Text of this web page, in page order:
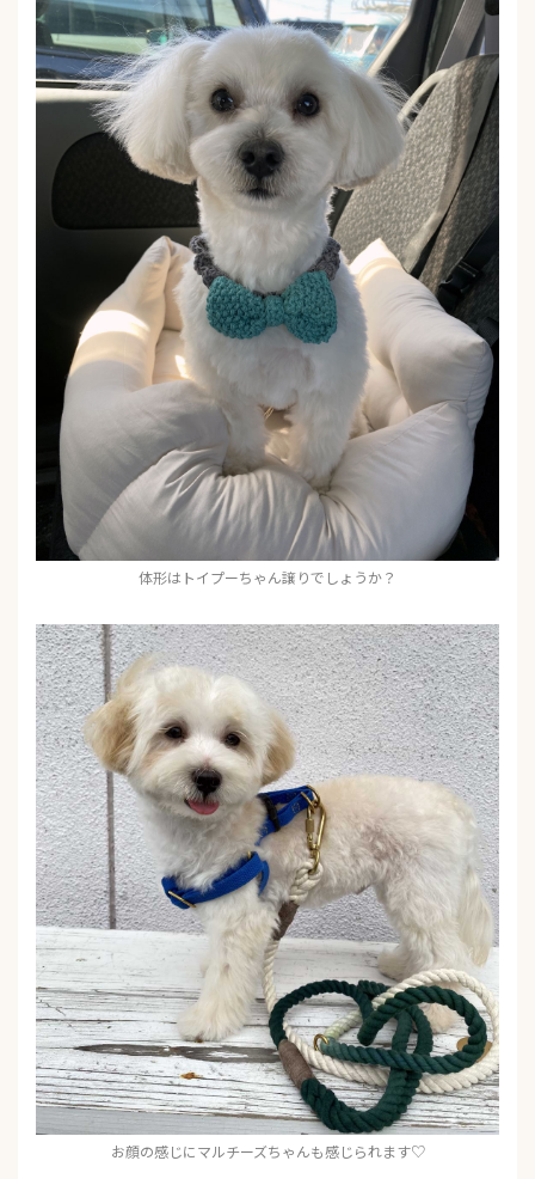
体形はトイプーちゃん譲りでしょうか？
お顔の感じにマルチーズちゃんも感じられます♡